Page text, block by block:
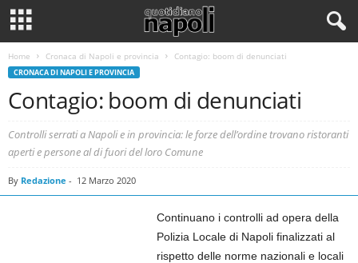
Home Cronaca di Napoli e provincia Contagio: boom di denunciati
CRONACA DI NAPOLI E PROVINCIA
Contagio: boom di denunciati
Controlli serrati a Napoli e in provincia: le forze dell’ordine trovano ristoranti
aperti e persone al di fuori del loro Comune
By Redazione - 12 Marzo 2020
Continuano i controlli ad opera della
Polizia Locale di Napoli finalizzati al
rispetto delle norme nazionali e locali